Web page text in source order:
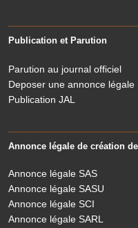
Publication et Parution
Parution au journal officiel
Deposer une annonce légale
Publication JAL
Annonce légale de création
Annonce légale SAS
Annonce légale SASU
Annonce légale SCI
Annonce légale SARL